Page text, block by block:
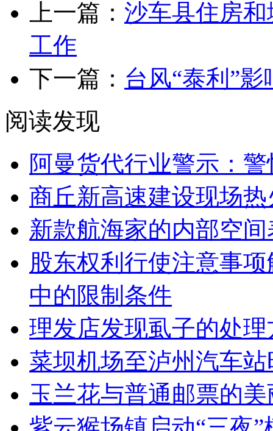
上一篇： 沙车县住房
工作
下一篇： 台风“泰利”
阅读发现
阿曼货代行业警示：
商丘新高速建设现场
新款航海家的内部空
股东权利行使注意事
中的限制条件
理发店发现虱子的处理
菜坝机场至泸州汽车
玉兰花与普通邮票的